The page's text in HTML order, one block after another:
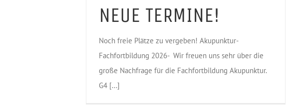
NEUE TERMINE!
Noch freie Plätze zu vergeben! Akupunktur-
Fachfortbildung 2026- Wir freuen uns sehr über die
große Nachfrage für die Fachfortbildung Akupunktur.
G4 [...]